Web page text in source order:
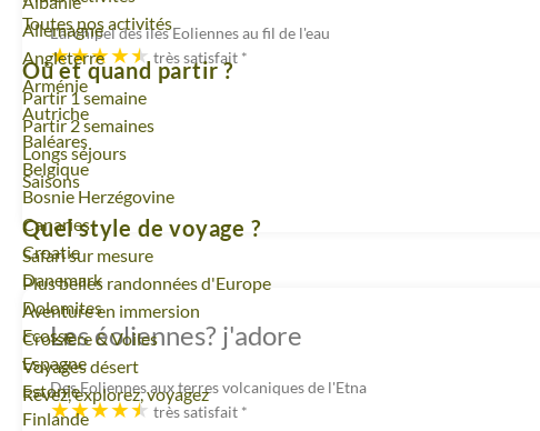
Voyage
Allemagne
Voyage
Angleterre
Voyage
Arménie
Voyage
Autriche
Voyage
Baléares
Voyage
Belgique
Voyage
Bosnie Herzégovine
Voyage
Canaries
Voyage
Croatie
Voyage
Danemark
Voyage
Dolomites
Voyage
Ecosse
Voyage
Espagne
Voyage
Estonie
Voyage
Finlande
Toutes nos activités
Où et quand partir ?
Partir 1 semaine
Partir 2 semaines
Longs séjours
Saisons
Quel style de voyage ?
Safari sur mesure
Plus belles randonnées d'Europe
Aventure en immersion
Croisière & Voiles
Voyages désert
Rêvez, explorez, voyagez
L'archipel des îles Eoliennes au fil de l'eau
très satisfait *
Les éoliennes? j'adore
Des Eoliennes aux terres volcaniques de l'Etna
très satisfait *